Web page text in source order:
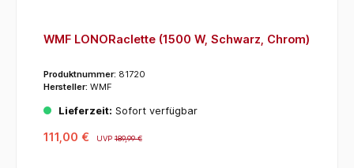
WMF LONORaclette (1500 W, Schwarz, Chrom)
Produktnummer: 81720
Hersteller: WMF
Lieferzeit: Sofort verfügbar
111,00 € UVP189,99 €